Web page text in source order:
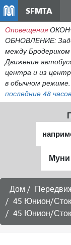
SFMTA
Оповещения
ОБНОВЛЕНИЕ:
между
Движение
центра и из
в обычном режиме.
последние 48
Дом
45 Юнион/
45 Юнион/Стоктон: